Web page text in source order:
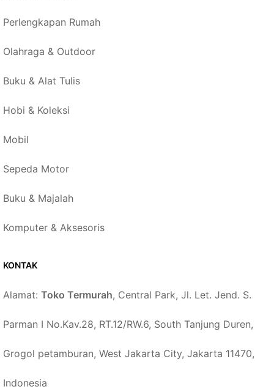
Perlengkapan Rumah
Olahraga & Outdoor
Buku & Alat Tulis
Hobi & Koleksi
Mobil
Sepeda Motor
Buku & Majalah
Komputer & Aksesoris
KONTAK
Alamat: Toko Termurah, Central Park, Jl. Let. Jend. S.
Parman I No.Kav.28, RT.12/RW.6, South Tanjung Duren,
Grogol petamburan, West Jakarta City, Jakarta 11470,
Indonesia